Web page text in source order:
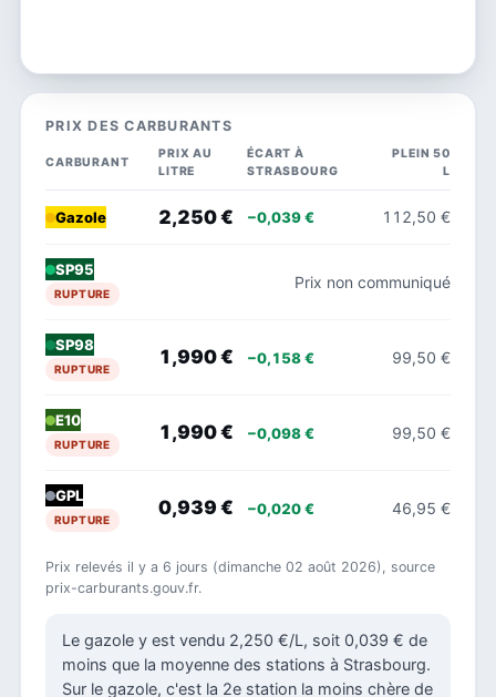
PRIX DES CARBURANTS
CARBURANT
PRIX AU
LITRE
ÉCART À
STRASBOURG
PLEIN 50
L
Gazole 2,250 € −0,039 € 112,50 €
SP95
RUPTURE
Prix non communiqué
SP98
RUPTURE
1,990 € −0,158 € 99,50 €
E10
RUPTURE
1,990 € −0,098 € 99,50 €
GPL
RUPTURE
0,939 € −0,020 € 46,95 €
Prix relevés il y a 6 jours (dimanche 02 août 2026), source
prix-carburants.gouv.fr.
Le gazole y est vendu 2,250 €/L, soit 0,039 € de
moins que la moyenne des stations à Strasbourg.
Sur le gazole, c'est la 2e station la moins chère de